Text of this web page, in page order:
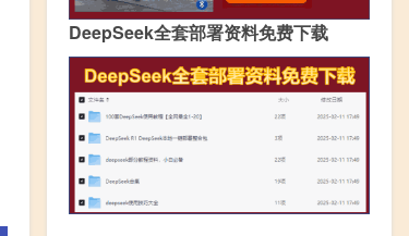
DeepSeek全套部署资料免费下载